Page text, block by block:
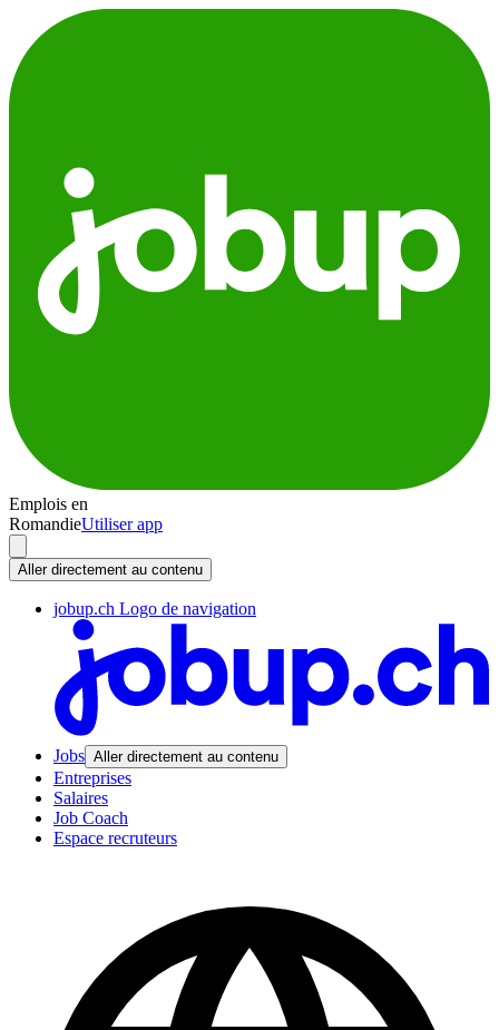
Emplois en
RomandieUtiliser app
Aller directement au contenu
jobup.ch Logo de navigation
Jobs Aller directement au contenu
Entreprises
Salaires
Job Coach
Espace recruteurs